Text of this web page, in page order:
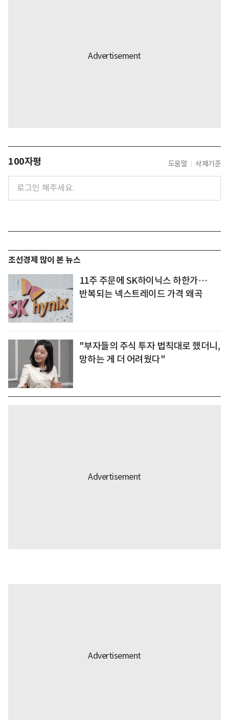
100자평 도움말 삭제기준
조선경제 많이 본 뉴스
11주 주문에 SK하이닉스 하한가…
반복되는 넥스트레이드 가격 왜곡
"부자들의 주식 투자 법칙대로 했더니,
망하는 게 더 어려웠다"